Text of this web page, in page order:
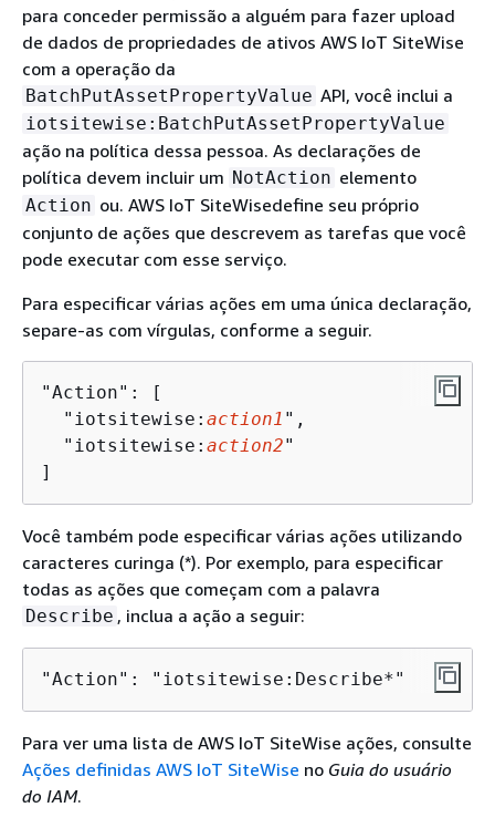
para conceder permissão a alguém para fazer upload
de dados de propriedades de ativos AWS IoT SiteWise
com a operação da
BatchPutAssetPropertyValue API, você inclui a
iotsitewise:BatchPutAssetPropertyValue
ação na política dessa pessoa. As declarações de
política devem incluir um NotAction elemento
Action ou. AWS IoT SiteWisedefine seu próprio
conjunto de ações que descrevem as tarefas que você
pode executar com esse serviço.
Para especificar várias ações em uma única declaração,
separe-as com vírgulas, conforme a seguir.
"Action": [
  "iotsitewise:
action1 ",
  "iotsitewise:
action2"
]
Você também pode especificar várias ações utilizando
caracteres curinga (*). Por exemplo, para especificar
todas as ações que começam com a palavra
Describe , inclua a ação a seguir:
"Action": "iotsitewise:Describe*"
Para ver uma lista de AWS IoT SiteWise ações, consulte
Ações definidas AWS IoT SiteWise no Guia do usuário
do IAM.